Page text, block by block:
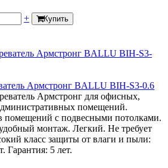
+ Купить
Армстронг BALLU BIH-S3-0.6
Армстронг для офисных,
помещений.
помещений с подвесными потолками.
монтаж. Легкий. Не требует
класс защиты от влаги и пыли:
Гарантия: 5 лет.